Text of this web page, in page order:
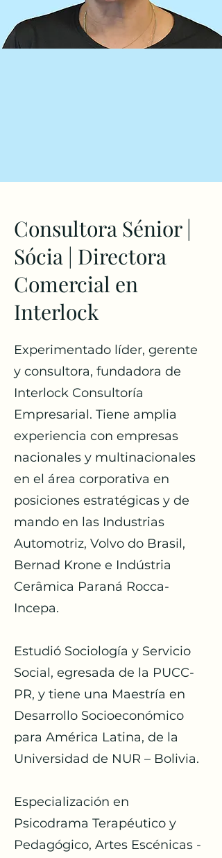
Consultora Sénior |
Sócia | Directora
Comercial en
Interlock
Experimentado líder, gerente
y consultora, fundadora de
Interlock Consultoría
Empresarial. Tiene amplia
experiencia con empresas
nacionales y multinacionales
en el área corporativa en
posiciones estratégicas y de
mando en las Industrias
Automotriz, Volvo do Brasil,
Bernad Krone e Indústria
Cerâmica Paraná Rocca-
Incepa.
Estudió Sociología y Servicio
Social, egresada de la PUCC-
PR, y tiene una Maestría en
Desarrollo Socioeconómico
para América Latina, de la
Universidad de NUR – Bolivia.
Especialización en
Psicodrama Terapéutico y
Pedagógico, Artes Escénicas -